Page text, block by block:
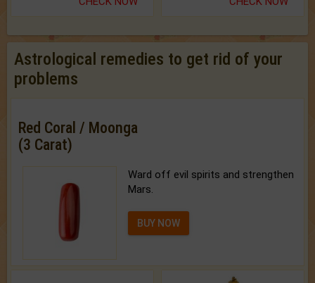
Astrological remedies to get rid of your
problems
Red Coral / Moonga
(3 Carat)
Ward off evil spirits and strengthen
Mars.
BUY NOW